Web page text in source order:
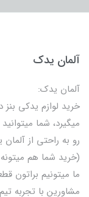
آلمان یدک
آلمان یدک:
خرید لوازم یدکی بنز
میگیرد، شما
رو به راحتی از
(خرید شما هم میتونه
ما میتونیم براتون
مشاورین با تجربه تیم